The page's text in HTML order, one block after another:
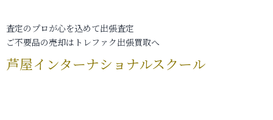
査定のプロが心を込めて出張査定
ご不要品の売却はトレファク出張買取へ
芦屋インターナショナルスクール